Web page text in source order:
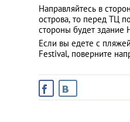
Направляйтесь в
острова, то перед ТЦ
стороны будет здание
Если вы едете с
Festival, поверните